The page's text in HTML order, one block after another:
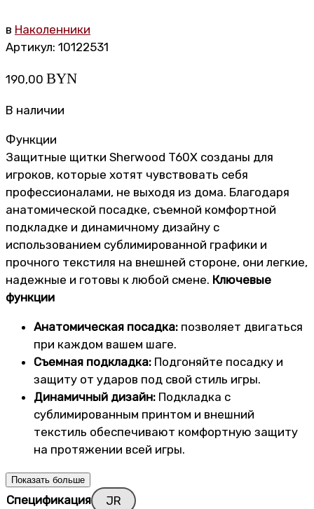
в Наколенники
Артикул: 10122531
190,00 BYN
В наличии
Функции
Защитные щитки Sherwood T60X созданы для
игроков, которые хотят чувствовать себя
профессионалами, не выходя из дома. Благодаря
анатомической посадке, съемной комфортной
подкладке и динамичному дизайну с
использованием сублимированной графики и
прочного текстиля на внешней стороне, они легкие,
надежные и готовы к любой смене. Ключевые
функции
Анатомическая посадка: позволяет двигаться
при каждом вашем шаге.
Съемная подкладка: Подгоняйте посадку и
защиту от ударов под свой стиль игры.
Динамичный дизайн: Подкладка с
сублимированным принтом и внешний
текстиль обеспечивают комфортную защиту
на протяжении всей игры.
Показать больше
Спецификация JR